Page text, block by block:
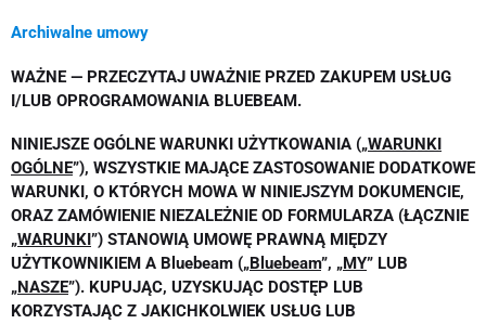
Archiwalne umowy
WAŻNE — PRZECZYTAJ UWAŻNIE PRZED ZAKUPEM USŁUG
I/LUB OPROGRAMOWANIA BLUEBEAM.
NINIEJSZE OGÓLNE WARUNKI UŻYTKOWANIA („WARUNKI
OGÓLNE”), WSZYSTKIE MAJĄCE ZASTOSOWANIE DODATKOWE
WARUNKI, O KTÓRYCH MOWA W NINIEJSZYM DOKUMENCIE,
ORAZ ZAMÓWIENIE NIEZALEŻNIE OD FORMULARZA (ŁĄCZNIE
„WARUNKI”) STANOWIĄ UMOWĘ PRAWNĄ MIĘDZY
UŻYTKOWNIKIEM A Bluebeam („Bluebeam”, „MY” LUB
„NASZE”). KUPUJĄC, UZYSKUJĄC DOSTĘP LUB
KORZYSTAJĄC Z JAKICHKOLWIEK USŁUG LUB